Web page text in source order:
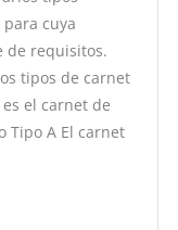
cuya
de requisitos.
tipos de carnet
el carnet de
Tipo A El carnet